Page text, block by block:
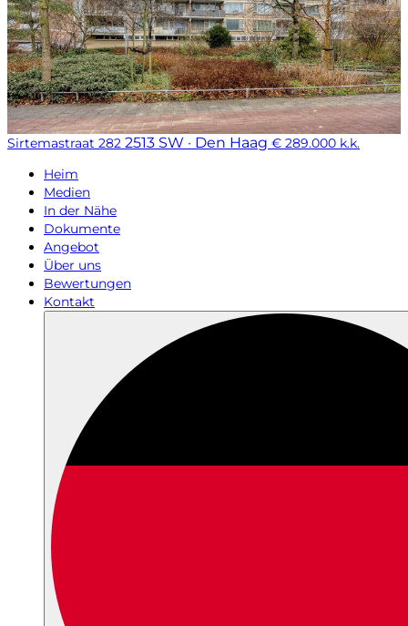
Sirtemastraat 282 2513 SW · Den Haag € 289.000 k.k.
Heim
Medien
In der Nähe
Dokumente
Angebot
Über uns
Bewertungen
Kontakt